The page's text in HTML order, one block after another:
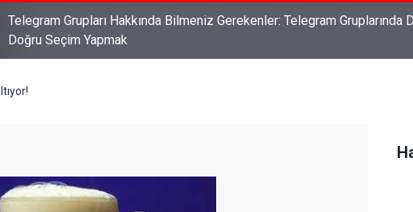
İş Davaları: Haklarınızı Bilmek ve Koruma Altına Almak